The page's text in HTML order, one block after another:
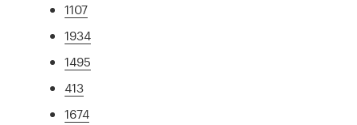
1107
1934
1495
413
1674